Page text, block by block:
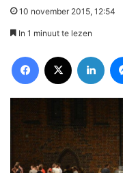
10 november 2015, 12:54
In 1 minuut te lezen